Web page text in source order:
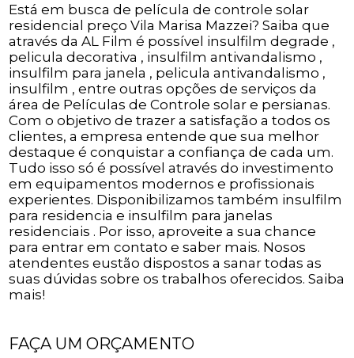
Está em busca de película de controle solar
residencial preço Vila Marisa Mazzei? Saiba que
através da AL Film é possível insulfilm degrade ,
pelicula decorativa , insulfilm antivandalismo ,
insulfilm para janela , pelicula antivandalismo ,
insulfilm , entre outras opções de serviços da
área de Películas de Controle solar e persianas.
Com o objetivo de trazer a satisfação a todos os
clientes, a empresa entende que sua melhor
destaque é conquistar a confiança de cada um.
Tudo isso só é possível através do investimento
em equipamentos modernos e profissionais
experientes. Disponibilizamos também insulfilm
para residencia e insulfilm para janelas
residenciais . Por isso, aproveite a sua chance
para entrar em contato e saber mais. Nosos
atendentes eustão dispostos a sanar todas as
suas dúvidas sobre os trabalhos oferecidos. Saiba
mais!
FAÇA UM ORÇAMENTO